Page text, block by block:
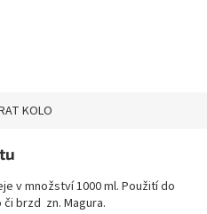
KOLO
v množství 1000 ml. Použití do
brzd zn. Magura.